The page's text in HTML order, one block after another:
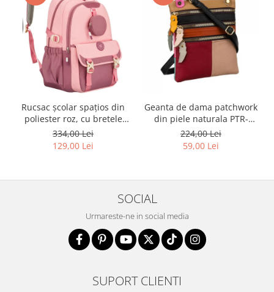
Rucsac școlar spațios din
poliester roz, cu bretele
reglabile - Peterson PTR-
PTN 8610-1327 PINK
334,00 Lei
129,00 Lei
Geanta de dama patchwork
din piele naturala PTR-
1718-SKL-6922 MULTI
224,00 Lei
59,00 Lei
SOCIAL
Urmareste-ne in social media
SUPORT CLIENTI